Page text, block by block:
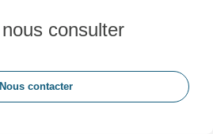
nous consulter
Nous contacter